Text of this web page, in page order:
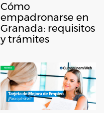
Cómo
empadronarse en
Granada: requisitos
y trámites